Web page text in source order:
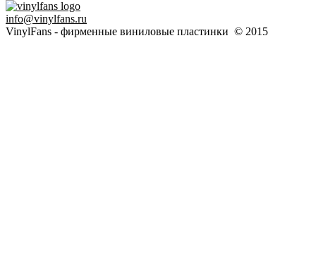
info@vinylfans.ru
VinylFans - фирменные виниловые пластинки © 2015